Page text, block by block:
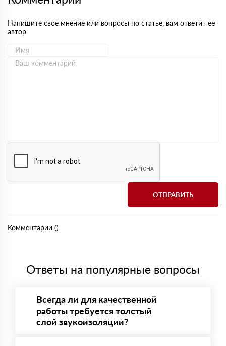
Напишите свое мнение или вопросы по статье, вам ответит ее
автор
Комментарии ()
Ответы на популярные вопросы
Всегда ли для качественной
работы требуется толстый
слой звукоизоляции?